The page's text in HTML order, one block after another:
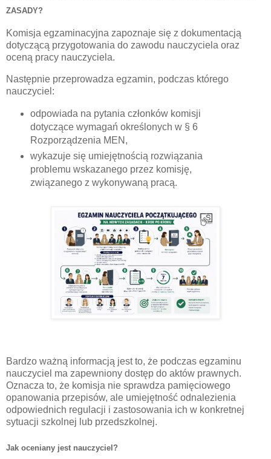
ZASADY?
Komisja egzaminacyjna zapoznaje się z dokumentacją
dotyczącą przygotowania do zawodu nauczyciela oraz
oceną pracy nauczyciela.
Następnie przeprowadza egzamin, podczas którego
nauczyciel:
odpowiada na pytania członków komisji
dotyczące wymagań określonych w § 6
Rozporządzenia MEN,
wykazuje się umiejętnością rozwiązania
problemu wskazanego przez komisję,
związanego z wykonywaną pracą.
Bardzo ważną informacją jest to, że podczas egzaminu
nauczyciel ma zapewniony dostęp do aktów prawnych.
Oznacza to, że komisja nie sprawdza pamięciowego
opanowania przepisów, ale umiejętność odnalezienia
odpowiednich regulacji i zastosowania ich w konkretnej
sytuacji szkolnej lub przedszkolnej.
Jak oceniany jest nauczyciel?